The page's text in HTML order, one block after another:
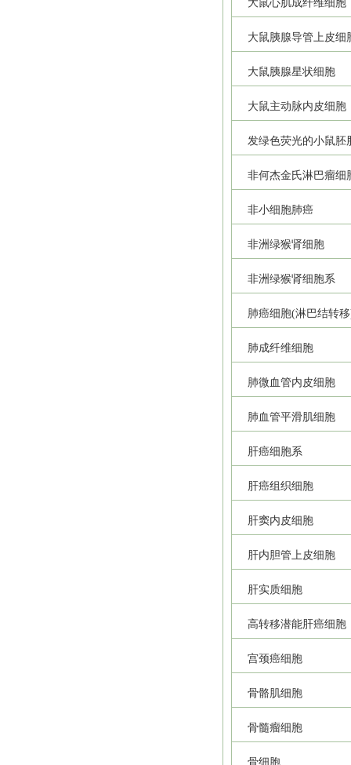
大鼠心肌成纤维细胞
大鼠胰腺导管上皮细
大鼠胰腺星状细胞
大鼠主动脉内皮细胞
发绿色荧光的小鼠胚
非何杰金氏淋巴瘤细
非小细胞肺癌
非洲绿猴肾细胞
非洲绿猴肾细胞系
肺癌细胞(淋巴结转
肺成纤维细胞
肺微血管内皮细胞
肺血管平滑肌细胞
肝癌细胞系
肝癌组织细胞
肝窦内皮细胞
肝内胆管上皮细胞
肝实质细胞
高转移潜能肝癌细胞
宫颈癌细胞
骨骼肌细胞
骨髓瘤细胞
骨细胞